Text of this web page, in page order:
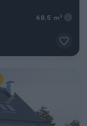
68,5 m 2